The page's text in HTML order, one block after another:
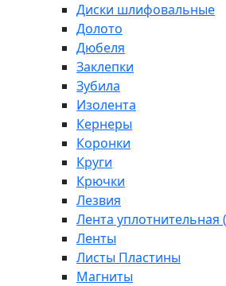
Диски шлифовальные
Долото
Дюбеля
Заклепки
Зубила
Изолента
Кернеры
Коронки
Круги
Крючки
Лезвия
Лента уплотнительная
Ленты
Листы Пластины
Магниты